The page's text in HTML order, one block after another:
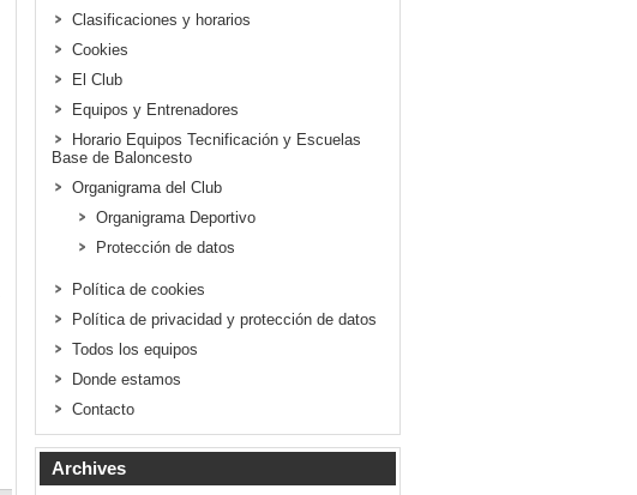
Clasificaciones y horarios
Cookies
El Club
Equipos y Entrenadores
Horario Equipos Tecnificación y Escuelas
Base de Baloncesto
Organigrama del Club
Organigrama Deportivo
Protección de datos
Política de cookies
Política de privacidad y protección de datos
Todos los equipos
Donde estamos
Contacto
Archives